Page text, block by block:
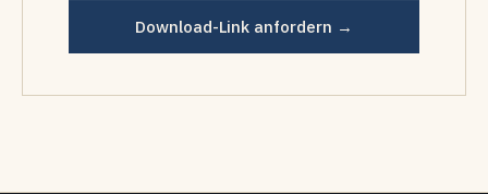
Download-Link anfordern →